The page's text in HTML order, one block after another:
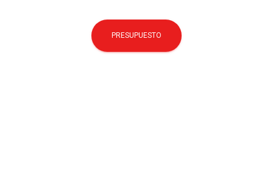
PRESUPUESTO